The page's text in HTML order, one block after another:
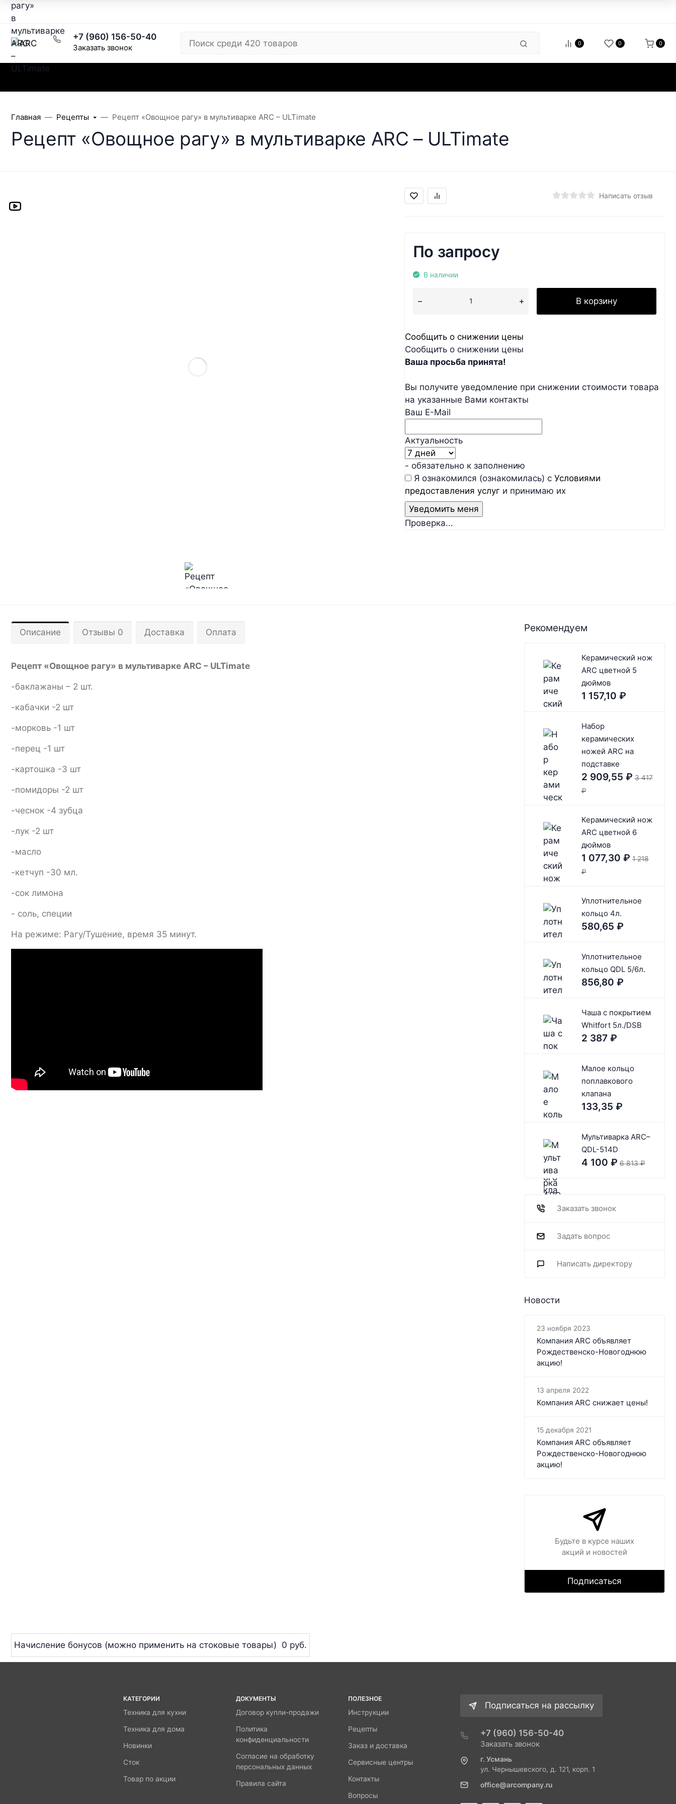
Рецепты
+7 (960) 156-50-40
Заказать звонок 0 0 0
Главная Рецепты Рецепт «Овощное рагу» в мультиварке ARC – ULTimate
Рецепт «Овощное рагу» в мультиварке ARC – ULTimate
Написать отзыв
По запросу
В наличии
В корзину
Сообщить о снижении цены
Сообщить о снижении цены
Ваша просьба принята!
Вы получите уведомление при снижении стоимости товара
на указанные Вами контакты
Ваш E-Mail
Актуальность
- обязательно к заполнению
Я ознакомился (ознакомилась) с Условиями
предоставления услуг и принимаю их
Проверка...
Описание Отзывы 0 Доставка Оплата
Рецепт «Овощное рагу» в мультиварке ARC – ULTimate
-баклажаны – 2 шт.
-кабачки -2 шт
-морковь -1 шт
-перец -1 шт
-картошка -3 шт
-помидоры -2 шт
-чеснок -4 зубца
-лук -2 шт
-масло
-кетчуп -30 мл.
-сок лимона
- соль, специи
На режиме: Рагу/Тушение, время 35 минут.
Рекомендуем
Керамический нож
ARC цветной 5
дюймов
1 157,10 ₽
Набор
керамических
ножей ARC на
подставке
2 909,55 ₽ 3 417
₽
Керамический нож
ARC цветной 6
дюймов
1 077,30 ₽ 1 218
₽
Уплотнительное
кольцо 4л.
580,65 ₽
Уплотнительное
кольцо QDL 5/6л.
856,80 ₽
Чaшa c покрытием
Whitfort 5л./DSB
2 387 ₽
Малое кольцо
поплавкового
клапана
133,35 ₽
Мультиварка ARC–
QDL-514D
4 100 ₽ 6 813₽
Заказать звонок
Задать вопрос
Написать директору
Новости
23 ноября 2023
Компания ARC объявляет
Рождественско-Новогоднюю
акцию!
13 апреля 2022
Компания ARC​ снижает цены!
15 декабря 2021
Компания ARC объявляет
Рождественско-Новогоднюю
акцию!
Будьте в курсе наших
акций и новостей
Подписаться
Начисление бонусов (можно применить на стоковые товары) 0 руб.
КАТЕГОРИИ
Техника для кухни
Техника для дома
Новинки
Сток
Товар по акции
ДОКУМЕНТЫ
Договор купли-продажи
Политика
конфиденциальности
Согласие на обработку
персональных данных
Правила сайта
ПОЛЕЗНОЕ
Инструкции
Рецепты
Заказ и доставка
Сервисные центры
Контакты
Вопросы
Подписаться на рассылку
+7 (960) 156-50-40
Заказать звонок
г. Усмань
ул. Чернышевского, д. 121, корп. 1
office@arcompany.ru